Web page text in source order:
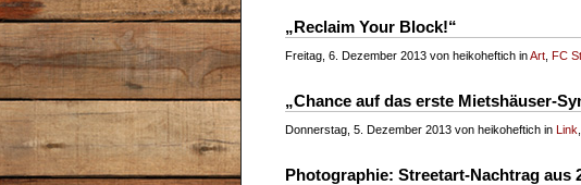
„Reclaim Your Block!“
Freitag, 6. Dezember 2013 von heikoheftich inArt FC
„Chance auf das erste Mietshäuser-
Donnerstag, 5. Dezember 2013 von heikoheftich in Link
Photographie: Streetart-Nachtrag aus